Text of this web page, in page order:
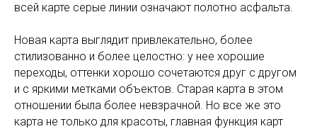
всей карте серые линии означают полотно асфальта.
Новая карта выглядит привлекательно, более
стилизованно и более целостно: у нее хорошие
переходы, оттенки хорошо сочетаются друг с другом
и с яркими метками объектов. Старая карта в этом
отношении была более невзрачной. Но все же это
карта не только для красоты, главная функция карт